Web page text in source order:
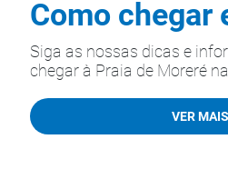
Siga as nossas dicas e
chegar à Praia de Moreré na
Como chegar
VER MAIS